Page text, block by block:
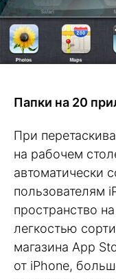
Папки на 20
При
на рабочем
автоматически
пользователям
пространство
легкостью
магазина App
от iPhone,